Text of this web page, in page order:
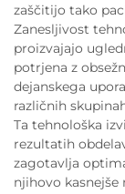
zaščitijo tako
Zanesljivost
proizvajajo
potrjena z
dejanskega
različnih
Ta tehnološka
rezultatih
zagotavlja
njihovo